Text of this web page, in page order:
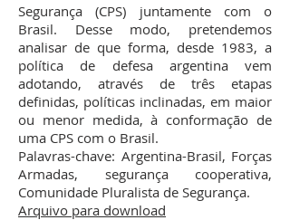
Segurança (CPS) juntamente com o
Brasil. Desse modo, pretendemos
analisar de que forma, desde 1983, a
política de defesa argentina vem
adotando, através de três etapas
definidas, políticas inclinadas, em maior
ou menor medida, à conformação de
uma CPS com o Brasil.
Palavras-chave: Argentina-Brasil, Forças
Armadas, segurança cooperativa,
Comunidade Pluralista de Segurança.
Arquivo para download